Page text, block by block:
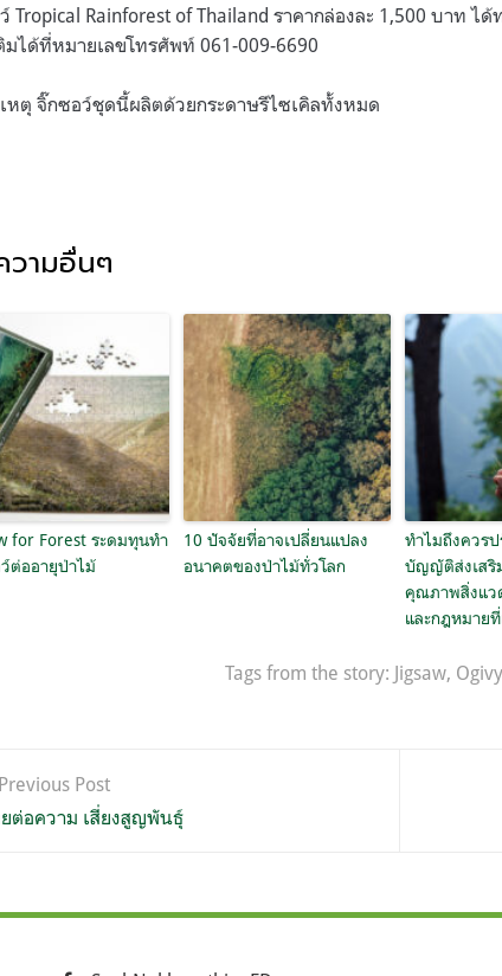
Tropical Rainforest of Thailand ราคากล่องละ 1,500 บาท ได้
มได้ที่หมายเลขโทรศัพท์ 061-009-6690
หตุ จิ๊กซอว์ชุดนี้ผลิตด้วยกระดาษรีไซเคิลทั้งหมด
วามอื่นๆ
for Forest ระดมทุนทำ
ต่ออายุป่าไม้
10 ปัจจัยที่อาจเปลี่ยนแปลง
อนาคตของป่าไม้ทั่วโลก
ทำไมถึงควร
บัญญัติส่งเสริ
คุณภาพสิ่งแว
และกฎหมายที่
Tags from the story: Jigsaw, Ogivy
Previous Post
ต่อความ เสี่ยงสูญพันธุ์